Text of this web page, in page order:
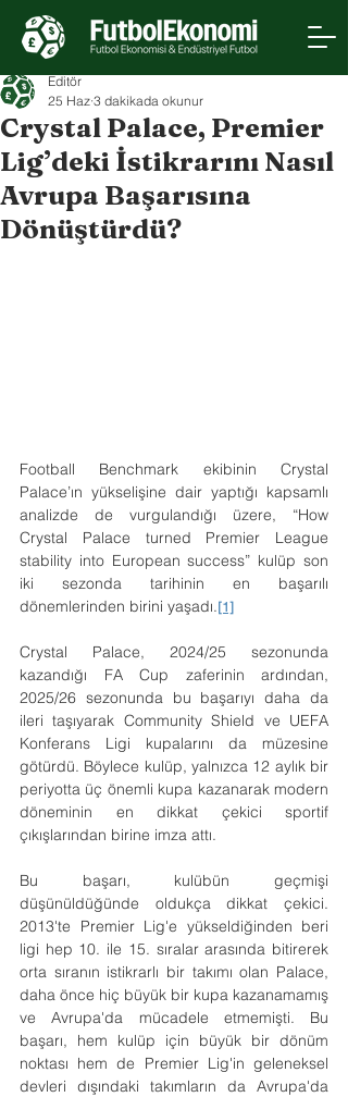
Crystal Palace, Premier
Lig’deki İstikrarını Nasıl
Avrupa Başarısına
Dönüştürdü?
Editör
25 Haz 3 dakikada okunur
Football Benchmark ekibinin Crystal
Palace’ın yükselişine dair yaptığı kapsamlı
analizde de vurgulandığı üzere, “How
Crystal Palace turned Premier League
stability into European success” kulüp son
iki sezonda tarihinin en başarılı
dönemlerinden birini yaşadı. [1]
Crystal Palace, 2024/25 sezonunda
kazandığı FA Cup zaferinin ardından,
2025/26 sezonunda bu başarıyı daha da
ileri taşıyarak Community Shield ve UEFA
Konferans Ligi kupalarını da müzesine
götürdü. Böylece kulüp, yalnızca 12 aylık bir
periyotta üç önemli kupa kazanarak modern
döneminin en dikkat çekici sportif
çıkışlarından birine imza attı.
Bu başarı, kulübün geçmişi
düşünüldüğünde oldukça dikkat çekici.
2013'te Premier Lig'e yükseldiğinden beri
ligi hep 10. ile 15. sıralar arasında bitirerek
orta sıranın istikrarlı bir takımı olan Palace,
daha önce hiç büyük bir kupa kazanamamış
ve Avrupa'da mücadele etmemişti. Bu
başarı, hem kulüp için büyük bir dönüm
noktası hem de Premier Lig'in geleneksel
devleri dışındaki takımların da Avrupa'da